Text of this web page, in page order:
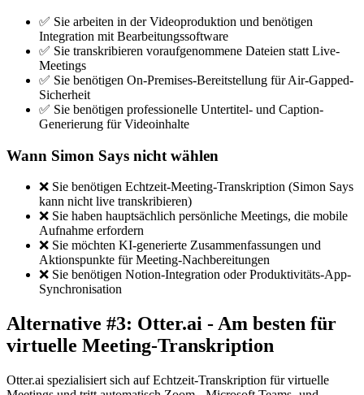
✅ Sie arbeiten in der Videoproduktion und benötigen
Integration mit Bearbeitungssoftware
✅ Sie transkribieren voraufgenommene Dateien statt Live-
Meetings
✅ Sie benötigen On-Premises-Bereitstellung für Air-Gapped-
Sicherheit
✅ Sie benötigen professionelle Untertitel- und Caption-
Generierung für Videoinhalte
Wann Simon Says nicht wählen
❌ Sie benötigen Echtzeit-Meeting-Transkription (Simon Says
kann nicht live transkribieren)
❌ Sie haben hauptsächlich persönliche Meetings, die mobile
Aufnahme erfordern
❌ Sie möchten KI-generierte Zusammenfassungen und
Aktionspunkte für Meeting-Nachbereitungen
❌ Sie benötigen Notion-Integration oder Produktivitäts-App-
Synchronisation
Alternative #3: Otter.ai - Am besten für
virtuelle Meeting-Transkription
Otter.ai spezialisiert sich auf Echtzeit-Transkription für virtuelle